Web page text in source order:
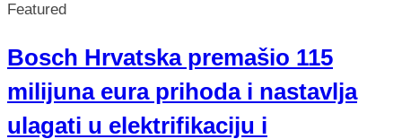
Featured
Bosch Hrvatska premašio 115
milijuna eura prihoda i nastavlja
ulagati u elektrifikaciju i